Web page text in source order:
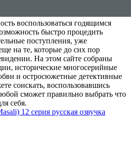
воспользоваться годящимся
быстро процедить
поступления, уже
на те, которые до сих пор
На этом сайте собраны
исторические многосерийные
и остросюжетные детективные
соискать, воспользовавшись
сможет правильно выбрать что
себя.
12 серия русская озвучка